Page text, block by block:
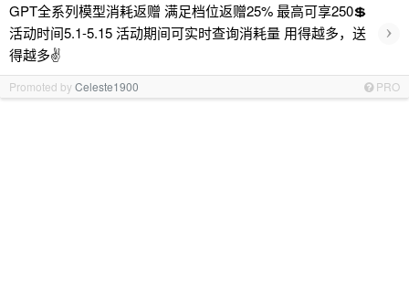
GPT全系列模型消耗返赠 满足档位返赠25% 最高可享250💲
活动时间5.1-5.15 活动期间可实时查询消耗量 用得越多，送
得越多✌️
›
Promoted byCeleste1900 PRO